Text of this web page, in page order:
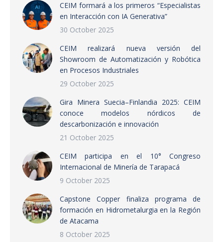
CEIM formará a los primeros “Especialistas
en Interacción con IA Generativa”
30 October 2025
CEIM realizará nueva versión del
Showroom de Automatización y Robótica
en Procesos Industriales
29 October 2025
Gira Minera Suecia–Finlandia 2025: CEIM
conoce modelos nórdicos de
descarbonización e innovación
21 October 2025
CEIM participa en el 10° Congreso
Internacional de Minería de Tarapacá
9 October 2025
Capstone Copper finaliza programa de
formación en Hidrometalurgia en la Región
de Atacama
8 October 2025